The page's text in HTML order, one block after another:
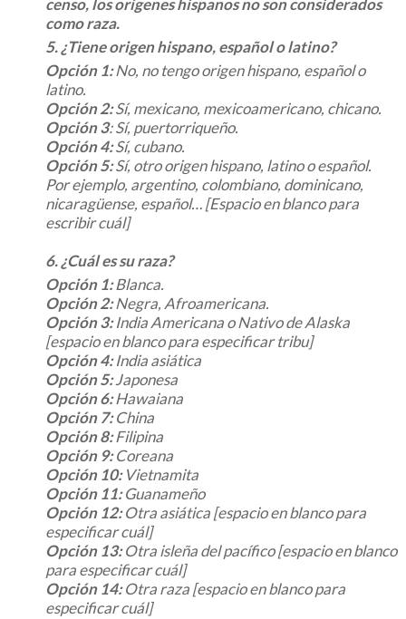
censo, los orígenes hispanos no son considerados
como raza.
5. ¿Tiene origen hispano, español o latino?
Opción 1:No, no tengo origen hispano, español o
latino.
Opción 2:Sí, mexicano, mexicoamericano, chicano.
Opción 3: Sí, puertorriqueño.
Opción 4:Sí, cubano.
Opción 5:Sí, otro origen hispano, latino o español.
Por ejemplo, argentino, colombiano, dominicano,
nicaragüense, español… [Espacio en blanco para
escribir cuál]
6. ¿Cuál es su raza?
Opción 1:Blanca.
Opción 2:Negra, Afroamericana.
Opción 3:India Americana o Nativo de Alaska
[espacio en blanco para especificar tribu]
Opción 4:India asiática
Opción 5:Japonesa
Opción 6:Hawaiana
Opción 7:China
Opción 8:Filipina
Opción 9:Coreana
Opción 10:Vietnamita
Opción 11:Guanameño
Opción 12:Otra asiática [espacio en blanco para
especificar cuál]
Opción 13:Otra isleña del pacífico [espacio en blanco
para especificar cuál]
Opción 14:Otra raza [espacio en blanco para
especificar cuál]